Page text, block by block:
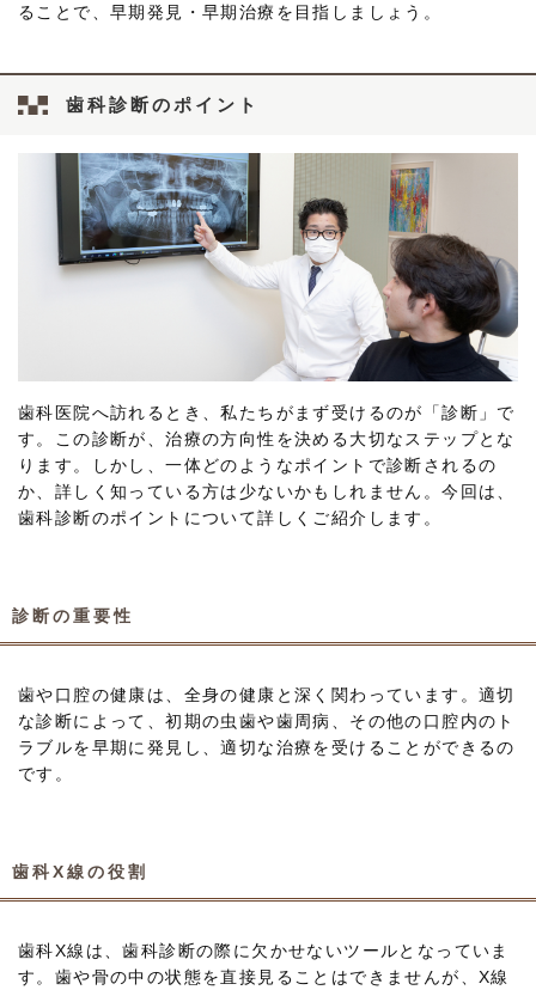
ることで、早期発見・早期治療を目指しましょう。
歯科診断のポイント
歯科医院へ訪れるとき、私たちがまず受けるのが「診断」で
す。この診断が、治療の方向性を決める大切なステップとな
ります。しかし、一体どのようなポイントで診断されるの
か、詳しく知っている方は少ないかもしれません。今回は、
歯科診断のポイントについて詳しくご紹介します。
診断の重要性
歯や口腔の健康は、全身の健康と深く関わっています。適切
な診断によって、初期の虫歯や歯周病、その他の口腔内のト
ラブルを早期に発見し、適切な治療を受けることができるの
です。
歯科X線の役割
歯科X線は、歯科診断の際に欠かせないツールとなっていま
す。歯や骨の中の状態を直接見ることはできませんが、X線